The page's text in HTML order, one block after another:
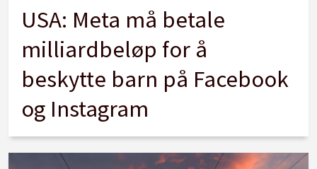
USA: Meta må betale
milliardbeløp for å
beskytte barn på Facebook
og Instagram